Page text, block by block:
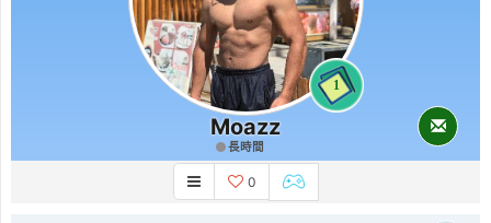
1
Moazz
長時間
0